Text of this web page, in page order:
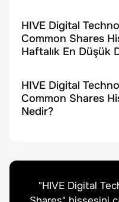
HIVE Digital
Common Shares
Haftalık En Düşük
HIVE Digital
Common Shares
Nedir?
"HIVE Digital